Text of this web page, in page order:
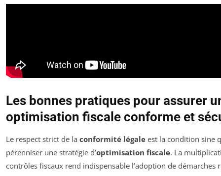
Les bonnes pratiques pour assurer
optimisation fiscale conforme et
Le respect strict de la conformité légale est la condition sine
pérenniser une stratégie d’optimisation fiscale. La
contrôles fiscaux rend indispensable l’adoption de démarches